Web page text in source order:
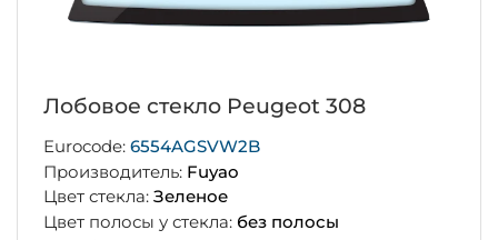
Лобовое стекло Peugeot 308
Eurocode: 6554AGSVW2B
Производитель: Fuyao
Цвет стекла: Зеленое
Цвет полосы у стекла: без полосы